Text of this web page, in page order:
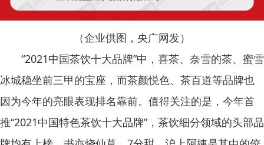
（企业供图，央广网发）
“2021中国茶饮十大品牌”中，喜茶、奈雪的茶、蜜雪
冰城稳坐前三甲的宝座，而茶颜悦色、茶百道等品牌也
因为今年的亮眼表现排名靠前。值得关注的是，今年首
推“2021中国特色茶饮十大品牌”，茶饮细分领域的头部品